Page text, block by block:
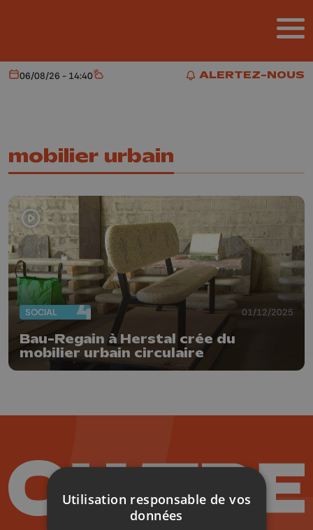
ALERTEZ-NOUS
ALERTEZ-NOUS
Aujourd'hui
06/08/26 - 14:40 Météo
mobilier urbain
SOCIAL 01/12/2025
Bau-Regain à Herstal crée du
mobilier urbain circulaire
Utilisation responsable de vos
données